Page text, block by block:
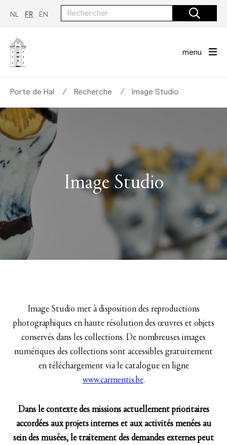
NL FR EN
menu
Porte de Hal ∕ Recherche ∕ Image Studio
Image Studio
Image Studio met à disposition des reproductions
photographiques en haute résolution des œuvres et objets
conservés dans les collections. De nombreuses images
numériques des collections sont accessibles gratuitement
en téléchargement via le catalogue en ligne
www.carmentis.be.
Dans le contexte des missions actuellement prioritaires
accordées aux projets internes et aux activités menées au
sein des musées, le traitement des demandes externes peut